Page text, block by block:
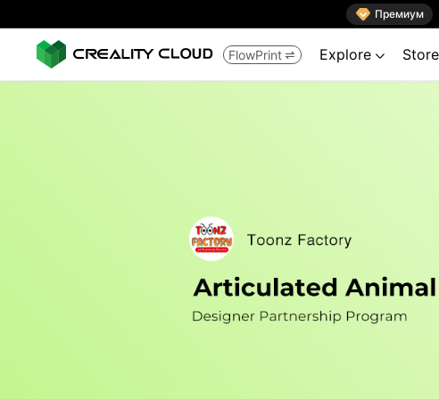
 Премиум
FlowPrint  Explore  Store